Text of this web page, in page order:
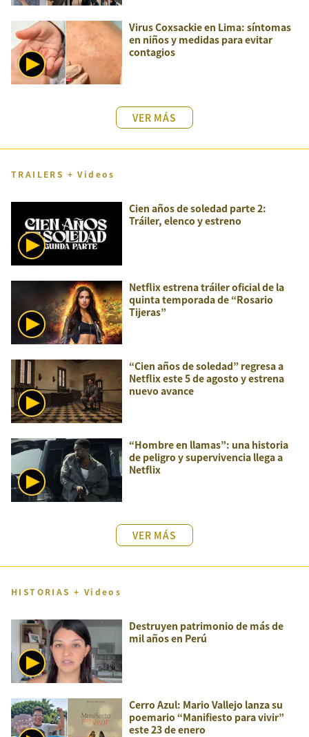
Virus Coxsackie en Lima: síntomas
en niños y medidas para evitar
contagios
VER MÁS
TRAILERS + Videos
Cien años de soledad parte 2:
Tráiler, elenco y estreno
Netflix estrena tráiler oficial de la
quinta temporada de “Rosario
Tijeras”
“Cien años de soledad” regresa a
Netflix este 5 de agosto y estrena
nuevo avance
“Hombre en llamas”: una historia
de peligro y supervivencia llega a
Netflix
VER MÁS
HISTORIAS + Videos
Destruyen patrimonio de más de
mil años en Perú
Cerro Azul: Mario Vallejo lanza su
poemario “Manifiesto para vivir”
este 23 de enero